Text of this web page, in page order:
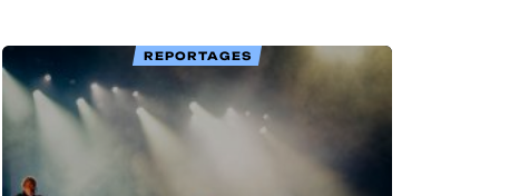
REPORTAGES